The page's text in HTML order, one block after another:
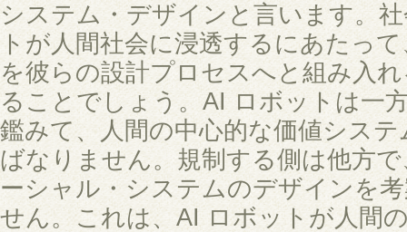
システム・デザインと言います。
トが人間社会に浸透するにあたっ
を彼らの設計プロセスへと組み入
ることでしょう。AI ロボットは一
鑑みて、人間の中心的な価値シス
ばなりません。規制する側は他方
ーシャル・システムのデザインを
せん。これは、AI ロボットが人間